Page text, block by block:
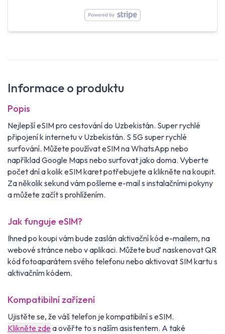
Informace o produktu
Popis
Nejlepší eSIM pro cestování do Uzbekistán. Super rychlé
připojení k internetu v Uzbekistán. S 5G super rychlé
surfování. Můžete používat eSIM na WhatsApp nebo
například Google Maps nebo surfovat jako doma. Vyberte
počet dní a kolik eSIM karet potřebujete a klikněte na koupit.
Za několik sekund vám pošleme e-mail s instalačními pokyny
a můžete začít s prohlížením.
Jak funguje eSIM?
Ihned po koupi vám bude zaslán aktivační kód e-mailem, na
webové stránce nebo v aplikaci. Můžete buď naskenovat QR
kód fotoaparátem svého telefonu nebo aktivovat SIM kartu s
aktivačním kódem.
Kompatibilní zařízení
Ujistěte se, že váš telefon je kompatibilní s eSIM.
Klikněte zde a ověřte to s naším asistentem. A také